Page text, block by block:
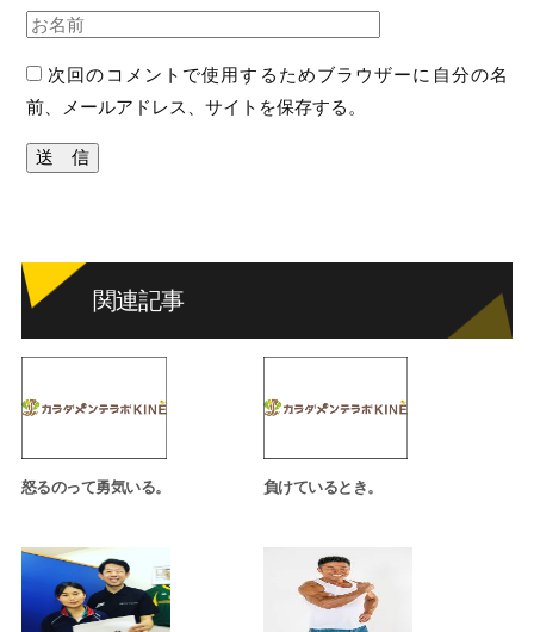
次回のコメントで使用するためブラウザーに自分の名
前、メールアドレス、サイトを保存する。
関連記事
怒るのって勇気いる。 負けているとき。